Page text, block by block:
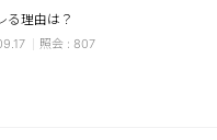
る理由は？
807